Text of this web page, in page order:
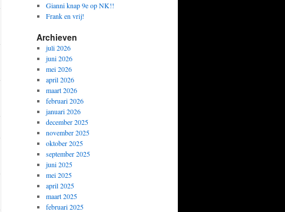
Gianni knap 9e op NK!!
Frank en vrij!
Archieven
juli 2026
juni 2026
mei 2026
april 2026
maart 2026
februari 2026
januari 2026
december 2025
november 2025
oktober 2025
september 2025
juni 2025
mei 2025
april 2025
maart 2025
februari 2025